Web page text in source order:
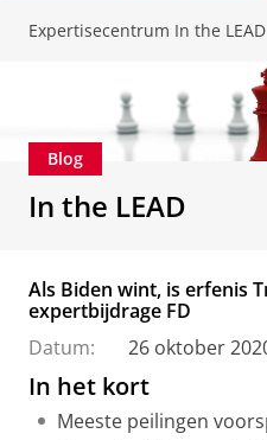
Expertisecentrum In the LEAD
Blog
In the LEAD
Als Biden wint, is erfenis
expertbijdrage FD
Datum:
26 oktober
In het kort
Meeste peilingen